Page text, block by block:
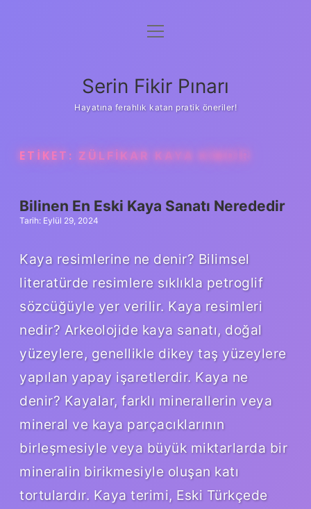
Gizlilik Politikası
Yasal Uyarı
menüyü
Serin Fikir Pınarı
Hayatına ferahlık katan pratik öneriler!
ETIKET: ZÜLFIKAR KAYA KIMDIR
Bilinen En Eski Kaya Sanatı Nerededir
Tarih: Eylül 29, 2024
Kaya resimlerine ne denir? Bilimsel
literatürde resimlere sıklıkla petroglif
sözcüğüyle yer verilir. Kaya resimleri
nedir? Arkeolojide kaya sanatı, doğal
yüzeylere, genellikle dikey taş yüzeylere
yapılan yapay işaretlerdir. Kaya ne
denir? Kayalar, farklı minerallerin veya
mineral ve kaya parçacıklarının
birleşmesiyle veya büyük miktarlarda bir
mineralin birikmesiyle oluşan katı
tortulardır. Kaya terimi, Eski Türkçede